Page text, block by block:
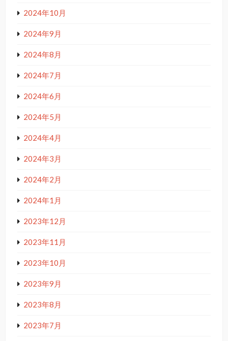
2024年10月
2024年9月
2024年8月
2024年7月
2024年6月
2024年5月
2024年4月
2024年3月
2024年2月
2024年1月
2023年12月
2023年11月
2023年10月
2023年9月
2023年8月
2023年7月